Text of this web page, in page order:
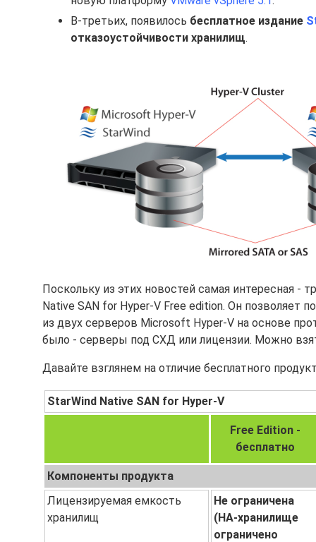
В-третьих, появилось бесплатное издание
отказоустойчивости хранилищ.
Поскольку из этих новостей самая интересная -
Native SAN for Hyper-V Free edition. Он позволяет
из двух серверов Microsoft Hyper-V на основе
было - серверы под СХД или лицензии. Можно
Давайте взглянем на отличие бесплатного
StarWind Native SAN for Hyper-V
Free Edition -
бесплатно
Компоненты продукта
Лицензируемая емкость
хранилищ
Не ограничена
(HA-хранилище
ограничено